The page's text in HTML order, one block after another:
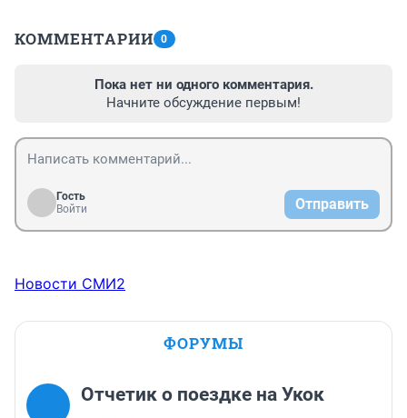
КОММЕНТАРИИ 0
Пока нет ни одного комментария.
Начните обсуждение первым!
Гость
Войти
Отправить
Новости СМИ2
ФОРУМЫ
Отчетик о поездке на Укок